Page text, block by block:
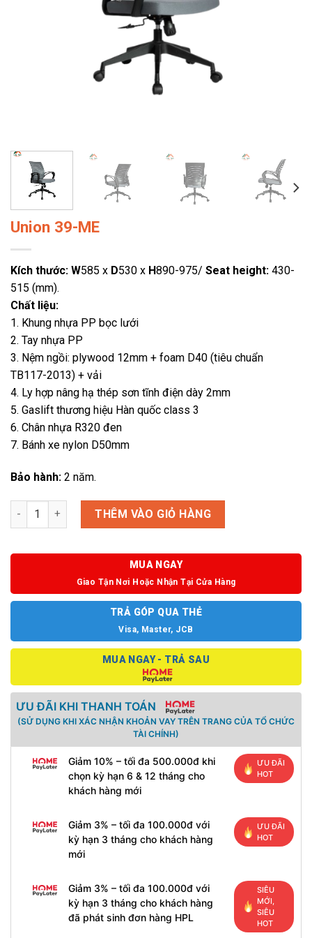
Union 39-ME
Kích thước: W585 x D530 x H890-975/ Seat height: 430-
515 (mm).
Chất liệu:
1. Khung nhựa PP bọc lưới
2. Tay nhựa PP
3. Nệm ngồi: plywood 12mm + foam D40 (tiêu chuẩn
TB117-2013) + vải
4. Ly hợp nâng hạ thép sơn tĩnh điện dày 2mm
5. Gaslift thương hiệu Hàn quốc class 3
6. Chân nhựa R320 đen
7. Bánh xe nylon D50mm
Bảo hành: 2 năm.
Union 39-ME số lượngTHÊM VÀO GIỎ HÀNG
MUA NGAY
Giao Tận Nơi Hoặc Nhận Tại Cửa Hàng
TRẢ GÓP QUA THẺ
Visa, Master, JCB
MUA NGAY - TRẢ SAU
ƯU ĐÃI KHI THANH TOÁN
(SỬ DỤNG KHI XÁC NHẬN KHOẢN VAY TRÊN TRANG CỦA TỔ CHỨC
TÀI CHÍNH)
Giảm 10% – tối đa 500.000đ khi
chọn kỳ hạn 6 & 12 tháng cho
khách hàng mới
ƯU ĐÃI
HOT
Giảm 3% – tối đa 100.000đ với
kỳ hạn 3 tháng cho khách hàng
mới
ƯU ĐÃI
HOT
Giảm 3% – tối đa 100.000đ với
kỳ hạn 3 tháng cho khách hàng
đã phát sinh đơn hàng HPL
SIÊU
MỚI,
SIÊU
HOT